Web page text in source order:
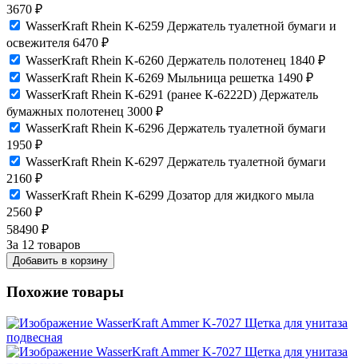
3670 ₽
WasserKraft Rhein K-6259 Держатель туалетной бумаги и
освежителя 6470 ₽
WasserKraft Rhein K-6260 Держатель полотенец 1840 ₽
WasserKraft Rhein K-6269 Мыльница решетка 1490 ₽
WasserKraft Rhein K-6291 (ранее К-6222D) Держатель
бумажных полотенец 3000 ₽
WasserKraft Rhein K-6296 Держатель туалетной бумаги
1950 ₽
WasserKraft Rhein K-6297 Держатель туалетной бумаги
2160 ₽
WasserKraft Rhein K-6299 Дозатор для жидкого мыла
2560 ₽
58490 ₽
За 12 товаров
Добавить в корзину
Похожие товары